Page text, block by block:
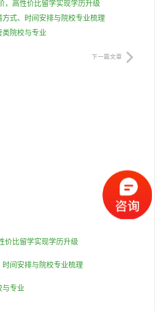
，高性价比留学实现学历升级
式、时间安排与院校专业梳理
院校与专业
下一篇文章
价比留学实现学历升级
间安排与院校专业梳理
与专业